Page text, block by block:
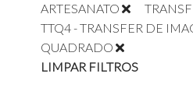
ARTESANATO
TTQ4 - TRANSFER DE
QUADRADO
LIMPAR FILTROS